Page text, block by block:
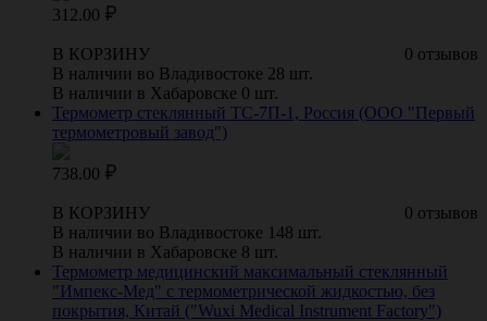
312.00
0 отзывов
В КОРЗИНУ
В наличии во Владивостоке 28 шт.
В наличии в Хабаровске 0 шт.
Термометр стеклянный ТС-7П-1, Россия (ООО "Первый
термометровый завод")
738.00
0 отзывов
В КОРЗИНУ
В наличии во Владивостоке 148 шт.
В наличии в Хабаровске 8 шт.
Термометр медицинский максимальный стеклянный
"Импекс-Мед" с термометрической жидкостью, без
покрытия, Китай ("Wuxi Medical Instrument Factory")